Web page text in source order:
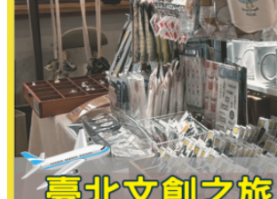
聯絡我們
CONTACT
US
企業及機構合作 PARTNERSHIP